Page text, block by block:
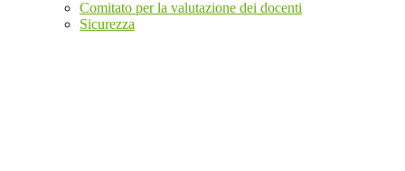
Comitato per la valutazione dei docenti
Sicurezza